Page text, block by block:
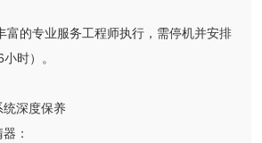
富的专业服务工程师执行，需停机并安排
时）。
统深度保养
：